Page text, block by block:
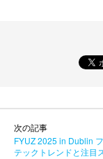
次の記事
FYUZ 2025 in Dublin
テックトレンドと注目